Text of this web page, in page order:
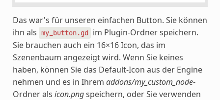
Das war's für unseren einfachen Button. Sie können
ihn als my_button.gd im Plugin-Ordner speichern.
Sie brauchen auch ein 16×16 Icon, das im
Szenenbaum angezeigt wird. Wenn Sie keines
haben, können Sie das Default-Icon aus der Engine
nehmen und es in Ihrem addons/my_custom_node-
Ordner als icon.pngspeichern, oder Sie verwenden